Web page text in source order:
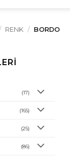
RENK / BORDO
(17)
(165)
(25)
(86)